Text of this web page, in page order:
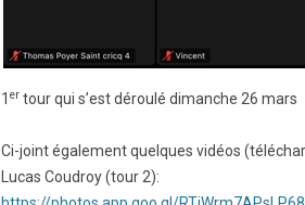
1 er tour qui s’est déroulé dimanche 26 mars
Ci-joint également quelques vidéos
Lucas Coudroy (tour 2):